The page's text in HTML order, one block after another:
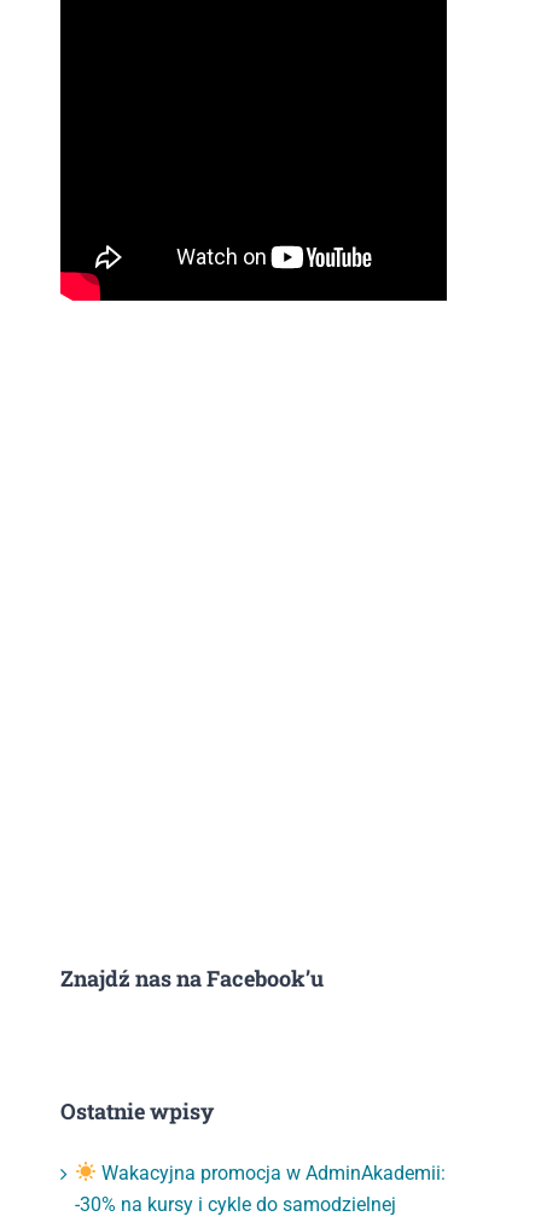
Znajdź nas na Facebook’u
Ostatnie wpisy
Wakacyjna promocja w AdminAkademii:
-30% na kursy i cykle do samodzielnej